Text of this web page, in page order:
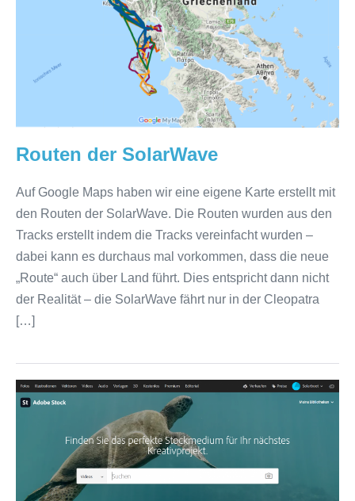
Routen der SolarWave
Auf Google Maps haben wir eine eigene Karte erstellt mit
den Routen der SolarWave. Die Routen wurden aus den
Tracks erstellt indem die Tracks vereinfacht wurden –
dabei kann es durchaus mal vorkommen, dass die neue
„Route“ auch über Land führt. Dies entspricht dann nicht
der Realität – die SolarWave fährt nur in der Cleopatra
[…]
Kommerzielle
Lizenzierung